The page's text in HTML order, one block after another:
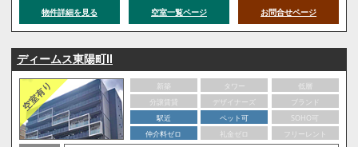
物件詳細を見る 空室一覧ページ お問合せページ
ディームス東陽町Ⅱ
新築 タワー
低層
分譲賃貸
デザイナーズ
ブランド
駅近
ペット可
SOHO可
仲介料ゼロ
礼金ゼロ
フリーレント